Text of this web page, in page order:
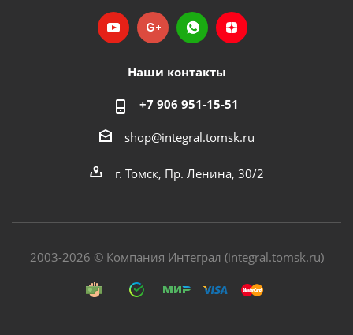
Наши контакты
+7 906 951-15-51
shop@integral.tomsk.ru
г. Томск, Пр. Ленина, 30/2
2003-2026 © Компания Интеграл (integral.tomsk.ru)